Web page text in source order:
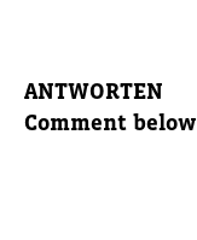
ANTWORTEN
Comment below